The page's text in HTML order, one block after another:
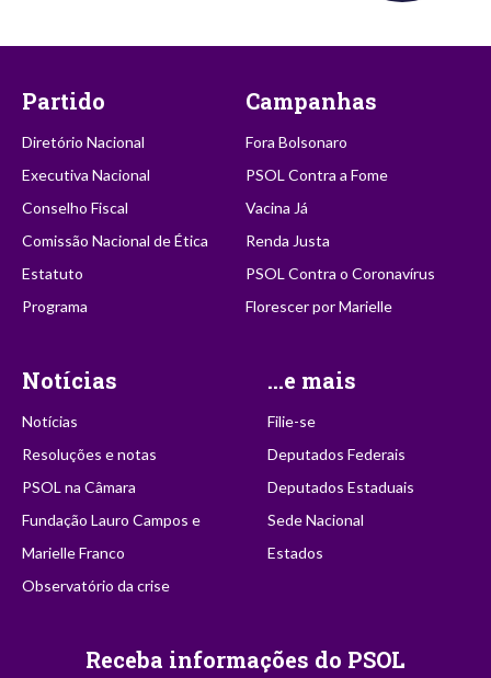
Partido
Diretório Nacional
Executiva Nacional
Conselho Fiscal
Comissão Nacional de Ética
Estatuto
Programa
Campanhas
Fora Bolsonaro
PSOL Contra a Fome
Vacina Já
Renda Justa
PSOL Contra o Coronavírus
Florescer por Marielle
Notícias
Notícias
Resoluções e notas
PSOL na Câmara
Fundação Lauro Campos e
Marielle Franco
Observatório da crise
...e mais
Filie-se
Deputados Federais
Deputados Estaduais
Sede Nacional
Estados
Receba informações do PSOL